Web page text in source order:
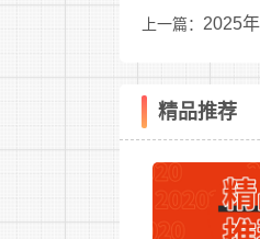
8 综合
档案
用
上一篇： 2025
精品推荐